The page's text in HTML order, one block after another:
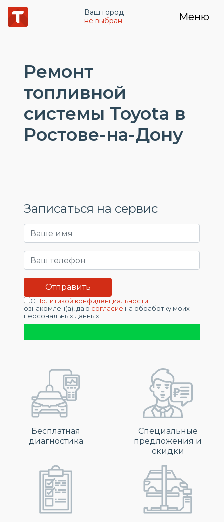
Ваш город
не выбран
Меню
Ремонт
топливной
системы Toyota в
Ростове-на-Дону
Записаться на сервис
С Политикой конфиденциальности
ознакомлен(а), даю согласие на обработку моих
персональных данных
Бесплатная
диагностика
Специальные
предложения и
скидки